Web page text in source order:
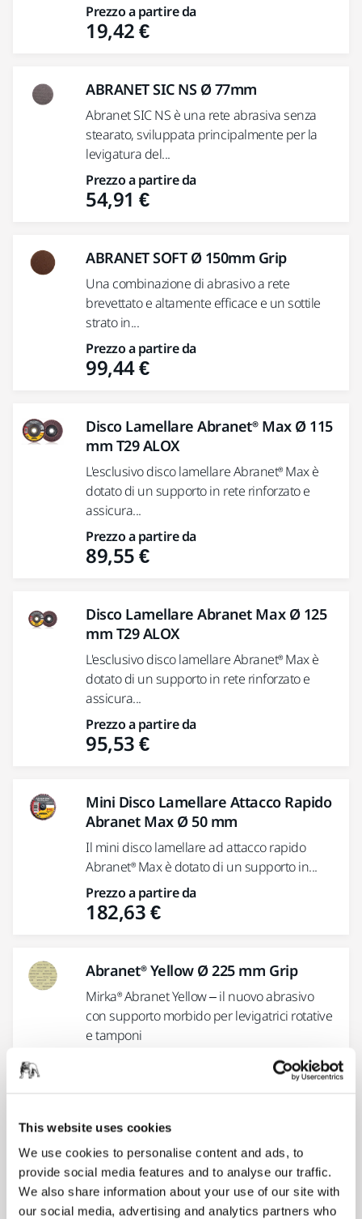
This website uses cookies
We use cookies to personalise content and ads, to
provide social media features and to analyse our traffic.
We also share information about your use of our site with
our social media, advertising and analytics partners who
Prezzo a partire da
19,42 €
ABRANET SIC NS Ø 77mm
Abranet SIC NS è una rete abrasiva senza
stearato, sviluppata principalmente per la
levigatura del...
Prezzo a partire da
54,91 €
ABRANET SOFT Ø 150mm Grip
Una combinazione di abrasivo a rete
brevettato e altamente efficace e un sottile
strato in...
Prezzo a partire da
99,44 €
Disco Lamellare Abranet® Max Ø 115
mm T29 ALOX
L'esclusivo disco lamellare Abranet® Max è
dotato di un supporto in rete rinforzato e
assicura...
Prezzo a partire da
89,55 €
Disco Lamellare Abranet Max Ø 125
mm T29 ALOX
L'esclusivo disco lamellare Abranet® Max è
dotato di un supporto in rete rinforzato e
assicura...
Prezzo a partire da
95,53 €
Mini Disco Lamellare Attacco Rapido
Abranet Max Ø 50 mm
Il mini disco lamellare ad attacco rapido
Abranet® Max è dotato di un supporto in...
Prezzo a partire da
182,63 €
Abranet® Yellow Ø 225 mm Grip
Mirka® Abranet Yellow – il nuovo abrasivo
con supporto morbido per levigatrici rotative
e tamponi
Abranet® Yellow 80 x 230 mm Grip
Mirka® Abranet Yellow – il nuovo abrasivo
con supporto morbido per levigatrici rotative
e tamponi